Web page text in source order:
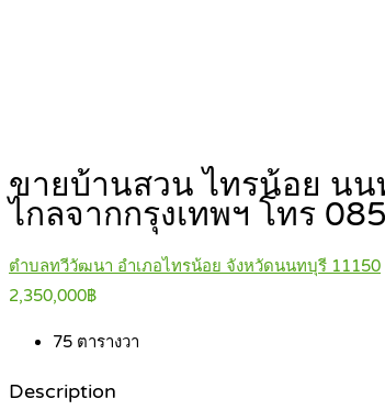
ขายบ้านสวน ไทรน้อย นน
ไกลจากกรุงเทพฯ โทร
ตำบลทวีวัฒนา อำเภอไทรน้อย จังหวัดนนทบุรี 11150
2,350,000฿
75 ตารางวา
Description